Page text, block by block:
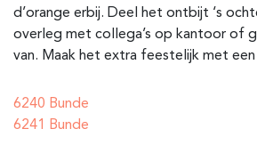
d’orange erbij. Deel het ontbijt ‘s
overleg met collega’s op kantoor of
van. Maak het extra feestelijk met
6240 Bunde
6241 Bunde